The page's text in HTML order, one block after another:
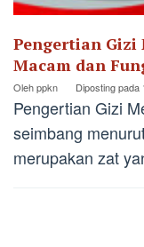
Pengertian Gizi
Macam dan
Olehppkn Diposting pada
Pengertian Gizi
seimbang
merupakan zat